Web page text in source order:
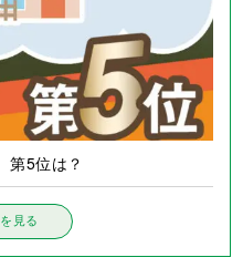
5位は？
見る